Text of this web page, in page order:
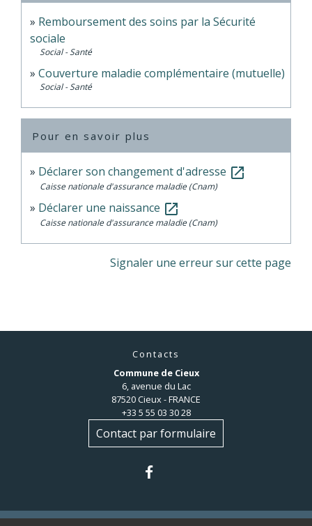
Remboursement des soins par la Sécurité
sociale
Social - Santé
Couverture maladie complémentaire (mutuelle)
Social - Santé
Pour en savoir plus
Déclarer son changement d'adresse open_in_new
Caisse nationale d'assurance maladie (Cnam)
Déclarer une naissance open_in_new
Caisse nationale d'assurance maladie (Cnam)
Signaler une erreur sur cette page
Contacts
Commune de Cieux
6, avenue du Lac
87520 Cieux - FRANCE
+33 5 55 03 30 28
Contact par formulaire